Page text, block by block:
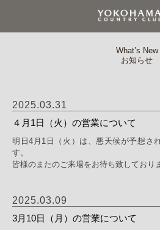
What’s New
お知らせ
2025.03.31
４月1日（火）の営業について
明日4月1日（火）は、悪天候が予想さ
す。
皆様のまたのご来場をお待ち致しており
2025.03.09
3月10日（月）の営業について